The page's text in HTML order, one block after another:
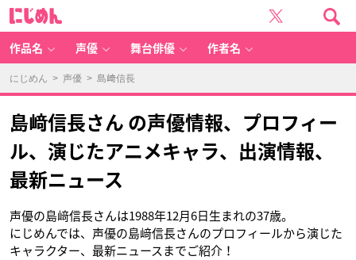
作品名 声優 舞台俳優 作者名
にじめん > 声優 > 島﨑信長
島﨑信長さん の声優情報、プロフィー
ル、演じたアニメキャラ、出演情報、
最新ニュース
声優の島﨑信長さんは1988年12月6日生まれの37歳。
にじめんでは、声優の島﨑信長さんのプロフィールから演じた
キャラクター、最新ニュースまでご紹介！